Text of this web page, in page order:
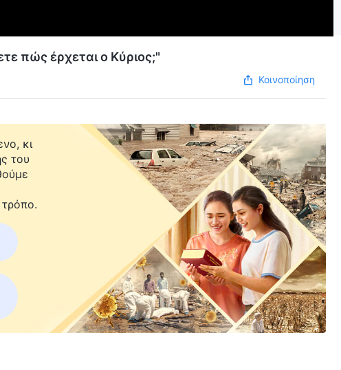
πώς έρχεται ο Κύριος;"
Κοινοποίηση
κι
του
τρόπο.